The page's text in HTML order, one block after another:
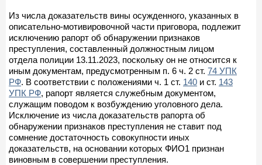
Из числа доказательств вины осужденного, указанных в
описательно-мотивировочной части приговора, подлежит
исключению рапорт об обнаружении признаков
преступления, составленный должностным лицом
отдела полиции 13.11.2023, поскольку он не относится к
иным документам, предусмотренным п. 6 ч. 2 ст. 74 УПК
РФ. В соответствии с положениями ч. 1 ст. 140 и ст. 143
УПК РФ, рапорт является служебным документом,
служащим поводом к возбуждению уголовного дела.
Исключение из числа доказательств рапорта об
обнаружении признаков преступления не ставит под
сомнение достаточность совокупности иных
доказательств, на основании которых ФИО1 признан
виновным в совершении преступления.